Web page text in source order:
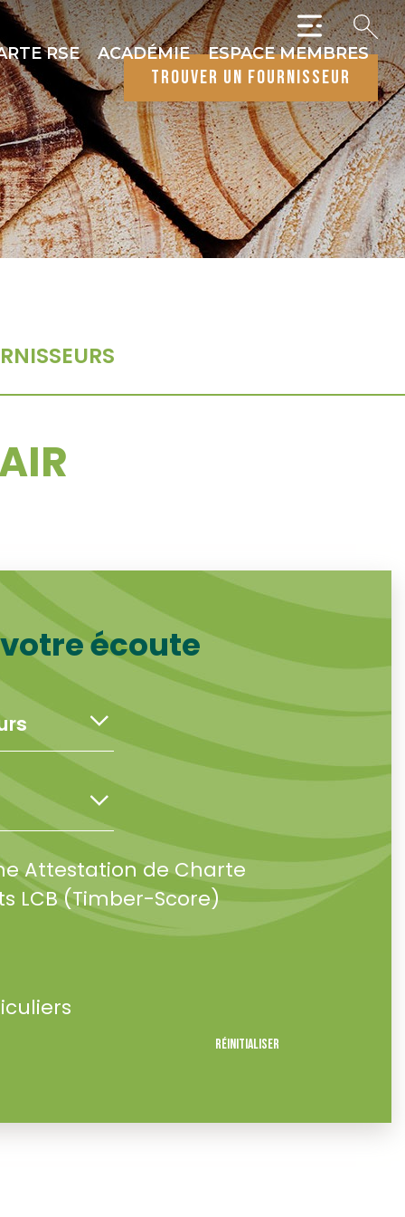
RSE ACADÉMIE ESPACE MEMBRES
trouver un fournisseur
écoute
Attestation de Charte
LCB (Timber-Score)
Réinitialiser